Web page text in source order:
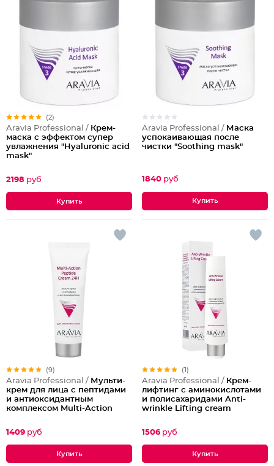
(2)
Aravia Professional / Крем-
маска с эффектом супер
увлажнения "Hyaluronic acid
mask"
2198 руб
Aravia Professional / Маска
успокаивающая после
чистки "Soothing mask"
1840 руб
(9)
Aravia Professional / Мульти-
крем для лица с пептидами
и антиоксидантным
комплексом Multi-Action
1409 руб
(1)
Aravia Professional / Крем-
лифтинг с аминокислотами
и полисахаридами Anti-
wrinkle Lifting cream
1506 руб